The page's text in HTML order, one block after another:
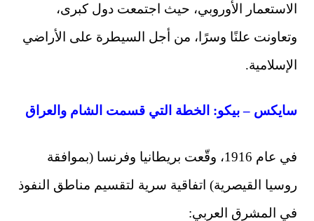
الاستعمار الأوروبي، حيث اجتمعت دول كبرى،
وتعاونت علنًا وسرًا، من أجل السيطرة على الأراضي
الإسلامية.
سايكس – بيكو: الخطة التي قسمت الشام والعراق
في عام 1916، وقّعت بريطانيا وفرنسا (بموافقة
روسيا القيصرية) اتفاقية سرية لتقسيم مناطق النفوذ
في المشرق العربي: